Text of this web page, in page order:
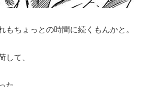
もちょっとの時間に続くもんかと。
して、